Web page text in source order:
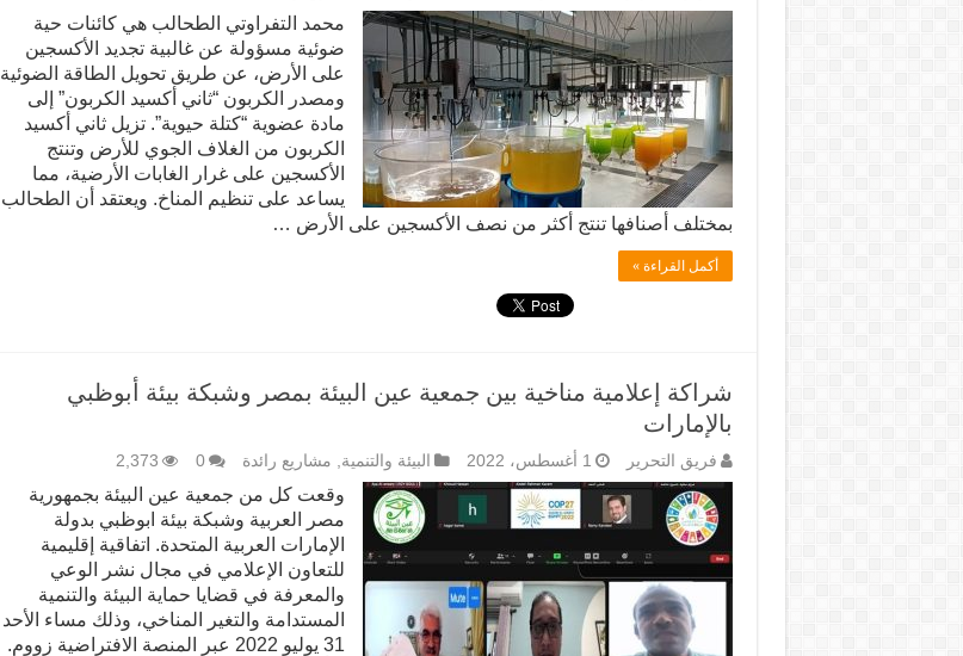
محمد التفراوتي الطحالب هي كائنات حية
ضوئية مسؤولة عن غالبية تجديد الأكسجين
على الأرض، عن طريق تحويل الطاقة الضوئية
ومصدر الكربون “ثاني أكسيد الكربون” إلى
مادة عضوية “كتلة حيوية”. تزيل ثاني أكسيد
الكربون من الغلاف الجوي للأرض وتنتج
الأكسجين على غرار الغابات الأرضية، مما
يساعد على تنظيم المناخ. ويعتقد أن الطحالب
بمختلف أصنافها تنتج أكثر من نصف الأكسجين على الأرض …
أكمل القراءة »
شراكة إعلامية مناخية بين جمعية عين البيئة بمصر وشبكة بيئة أبوظبي
بالإمارات
فريق التحرير 1 أغسطس، 2022 البيئة والتنمية, مشاريع رائدة 0
2,373
وقعت كل من جمعية عين البيئة بجمهورية
مصر العربية وشبكة بيئة ابوظبي بدولة
الإمارات العربية المتحدة. اتفاقية إقليمية
للتعاون الإعلامي في مجال نشر الوعي
والمعرفة في قضايا حماية البيئة والتنمية
المستدامة والتغير المناخي، وذلك مساء الأحد
31 يوليو 2022 عبر المنصة الافتراضية زووم.